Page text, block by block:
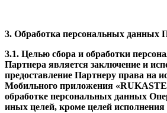
3. Обработка персональных данных
3.1. Целью сбора и обработки
Партнера является заключение и
предоставление Партнеру права на
Мобильного приложения
обработке персональных данных
иных целей, кроме целей исполнения